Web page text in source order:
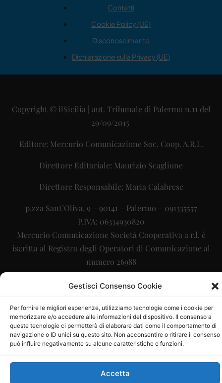
Gestisci Consenso Cookie
Per fornire le migliori esperienze, utilizziamo tecnologie come i cookie per
memorizzare e/o accedere alle informazioni del dispositivo. Il consenso a
queste tecnologie ci permetterà di elaborare dati come il comportamento di
navigazione o ID unici su questo sito. Non acconsentire o ritirare il consenso
può influire negativamente su alcune caratteristiche e funzioni.
Accetta
Contatti
Cookie Policy (UE)
Disconoscimento
Dichiarazione sulla Privacy (UE)
Copyright © ilSicilia | aut. Tribunale di Palermo n.11 del
29/09/2015
Editore: Mercurio Comunicazione Soc. Coop. A.R.L.
Direttore Editoriale: Maurizio Scaglione
Direttore Responsabile: Maria Calabrese
p.zza Sant’Oliva, 9 – 90141 – Palermo – 091335557
P.IVA: 06334930820
Mercurio Comunicazione Società Cooperativa a r.l. è
iscritta al Registro degli Operatori di Comunicazione al
numero 26988
Sito gestito daLa Digitale srl– info@ladigitale.it